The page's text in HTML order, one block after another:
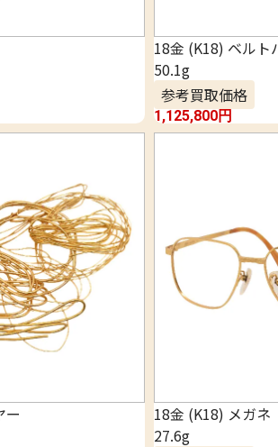
18金 (K18) ベルト
50.1g
参考買取価格
1,125,800円
ー
18金 (K18) メガネ
27.6g